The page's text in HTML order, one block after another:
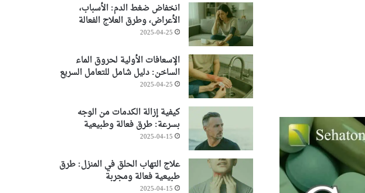
انخفاض ضغط الدم: الأسباب،
الأعراض، وطرق العلاج الفعالة
2025-04-25
الإسعافات الأولية لحروق الماء
الساخن: دليل شامل للتعامل السريع
2025-04-25
كيفية إزالة الكدمات من الوجه
بسرعة: طرق فعالة وطبيعية
2025-04-15
علاج التهاب الحلق في المنزل: طرق
طبيعية فعالة ومجربة
2025-04-15